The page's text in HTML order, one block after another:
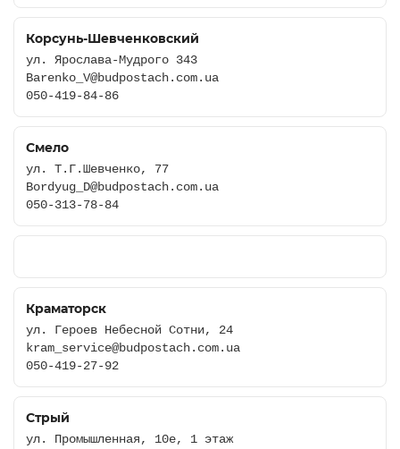
Корсунь-Шевченковский
ул. Ярослава-Мудрого 343
Barenko_V@budpostach.com.ua
050-419-84-86
Смело
ул. Т.Г.Шевченко, 77
Bordyug_D@budpostach.com.ua
050-313-78-84
Краматорск
ул. Героев Небесной Сотни, 24
kram_service@budpostach.com.ua
050-419-27-92
Стрый
ул. Промышленная, 10е, 1 этаж